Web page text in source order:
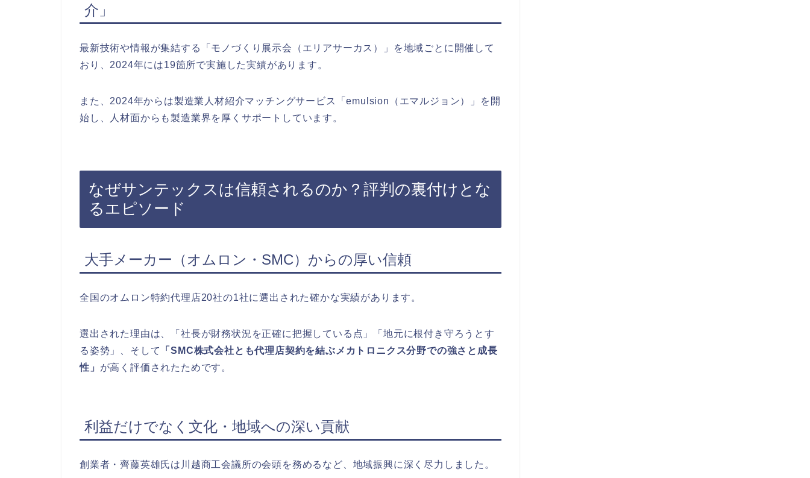
介」
最新技術や情報が集結する「モノづくり展示会（エリアサーカス）」を地域ごとに開催して
おり、2024年には19箇所で実施した実績があります。
また、2024年からは製造業人材紹介マッチングサービス「emulsion（エマルジョン）」を開
始し、人材面からも製造業界を厚くサポートしています。
なぜサンテックスは信頼されるのか？評判の裏付けとな
るエピソード
大手メーカー（オムロン・SMC）からの厚い信頼
全国のオムロン特約代理店20社の1社に選出された確かな実績があります。
選出された理由は、「社長が財務状況を正確に把握している点」「地元に根付き守ろうとす
る姿勢」、そして
「SMC株式会社とも代理店契約を結ぶメカトロニクス分野での強さと成長
性」 が高く評価されたためです。
利益だけでなく文化・地域への深い貢献
創業者・齊藤英雄氏は川越商工会議所の会頭を務めるなど、地域振興に深く尽力しました。